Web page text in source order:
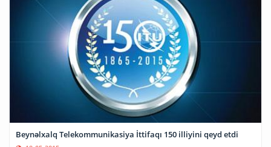
Beynəlxalq Telekommunikasiya İttifaqı 150 illiyini qeyd etdi